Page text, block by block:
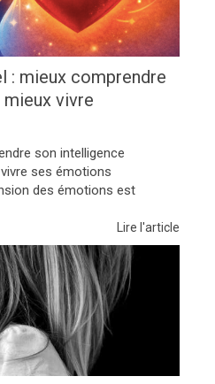
: mieux comprendre
vivre
son intelligence
ses émotions
des émotions est
Lire l'article